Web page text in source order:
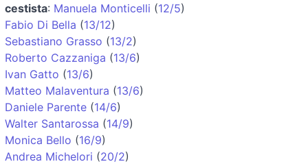
cestista: Manuela Monticelli (12/5)
Fabio Di Bella (13/12)
Sebastiano Grasso (13/2)
Roberto Cazzaniga (13/6)
Ivan Gatto (13/6)
Matteo Malaventura (13/6)
Daniele Parente (14/6)
Walter Santarossa (14/9)
Monica Bello (16/9)
Andrea Michelori (20/2)